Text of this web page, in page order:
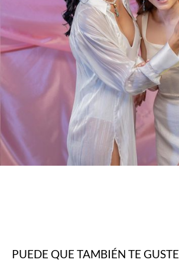
PUEDE QUE TAMBIÉN TE GUSTE